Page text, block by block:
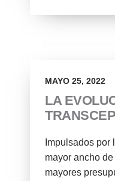
LA
MAYO 25, 2022
Impulsados
mayor ancho
mayores